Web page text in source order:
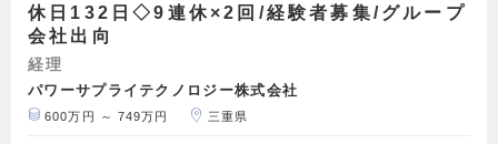
休日132日◇9連休×2回/経験者募集/グループ
会社出向
経理
パワーサプライテクノロジー株式会社
600万円 ～ 749万円 三重県